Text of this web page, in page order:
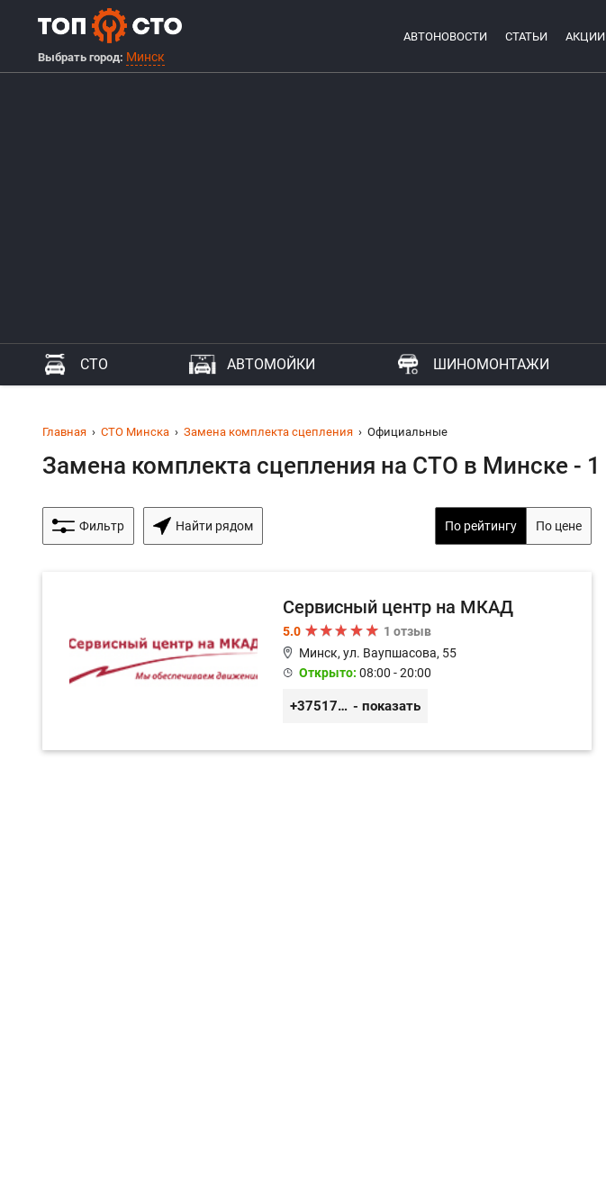
Выбрать город: Минск
АВТОНОВОСТИ СТАТЬИ
СТО АВТОМОЙКИ ШИНОМОНТАЖИ
Главная СТО Минска Замена комплекта сцепления Официальные
Замена комплекта сцепления на СТО в Минске - 1
Фильтр Найти рядом По рейтингу По цене
Сервисный центр на МКАД
5.0
1 отзыв
Минск, ул. Ваупшасова, 55
Открыто: 08:00 - 20:00
+375173613000 - показать